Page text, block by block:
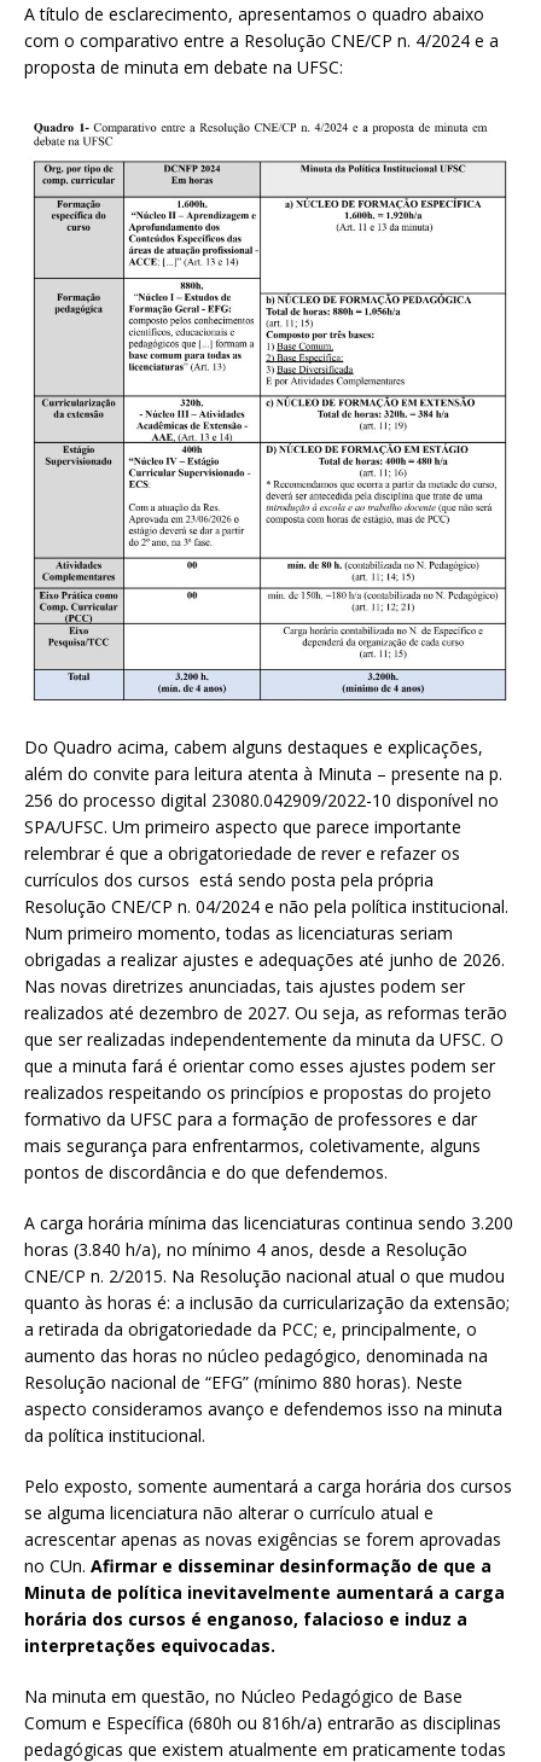
A título de esclarecimento, apresentamos o quadro abaixo
com o comparativo entre a Resolução CNE/CP n. 4/2024 e a
proposta de minuta em debate na UFSC:
Do Quadro acima, cabem alguns destaques e explicações,
além do convite para leitura atenta à Minuta – presente na p.
256 do processo digital 23080.042909/2022-10 disponível no
SPA/UFSC. Um primeiro aspecto que parece importante
relembrar é que a obrigatoriedade de rever e refazer os
currículos dos cursos está sendo posta pela própria
Resolução CNE/CP n. 04/2024 e não pela política institucional.
Num primeiro momento, todas as licenciaturas seriam
obrigadas a realizar ajustes e adequações até junho de 2026.
Nas novas diretrizes anunciadas, tais ajustes podem ser
realizados até dezembro de 2027. Ou seja, as reformas terão
que ser realizadas independentemente da minuta da UFSC. O
que a minuta fará é orientar como esses ajustes podem ser
realizados respeitando os princípios e propostas do projeto
formativo da UFSC para a formação de professores e dar
mais segurança para enfrentarmos, coletivamente, alguns
pontos de discordância e do que defendemos.
A carga horária mínima das licenciaturas continua sendo 3.200
horas (3.840 h/a), no mínimo 4 anos, desde a Resolução
CNE/CP n. 2/2015. Na Resolução nacional atual o que mudou
quanto às horas é: a inclusão da curricularização da extensão;
a retirada da obrigatoriedade da PCC; e, principalmente, o
aumento das horas no núcleo pedagógico, denominada na
Resolução nacional de “EFG” (mínimo 880 horas). Neste
aspecto consideramos avanço e defendemos isso na minuta
da política institucional.
Pelo exposto, somente aumentará a carga horária dos cursos
se alguma licenciatura não alterar o currículo atual e
acrescentar apenas as novas exigências se forem aprovadas
no CUn. Afirmar e disseminar desinformação de que a
Minuta de política inevitavelmente aumentará a carga
horária dos cursos é enganoso, falacioso e induz a
interpretações equivocadas.
Na minuta em questão, no Núcleo Pedagógico de Base
Comum e Específica (680h ou 816h/a) entrarão as disciplinas
pedagógicas que existem atualmente em praticamente todas